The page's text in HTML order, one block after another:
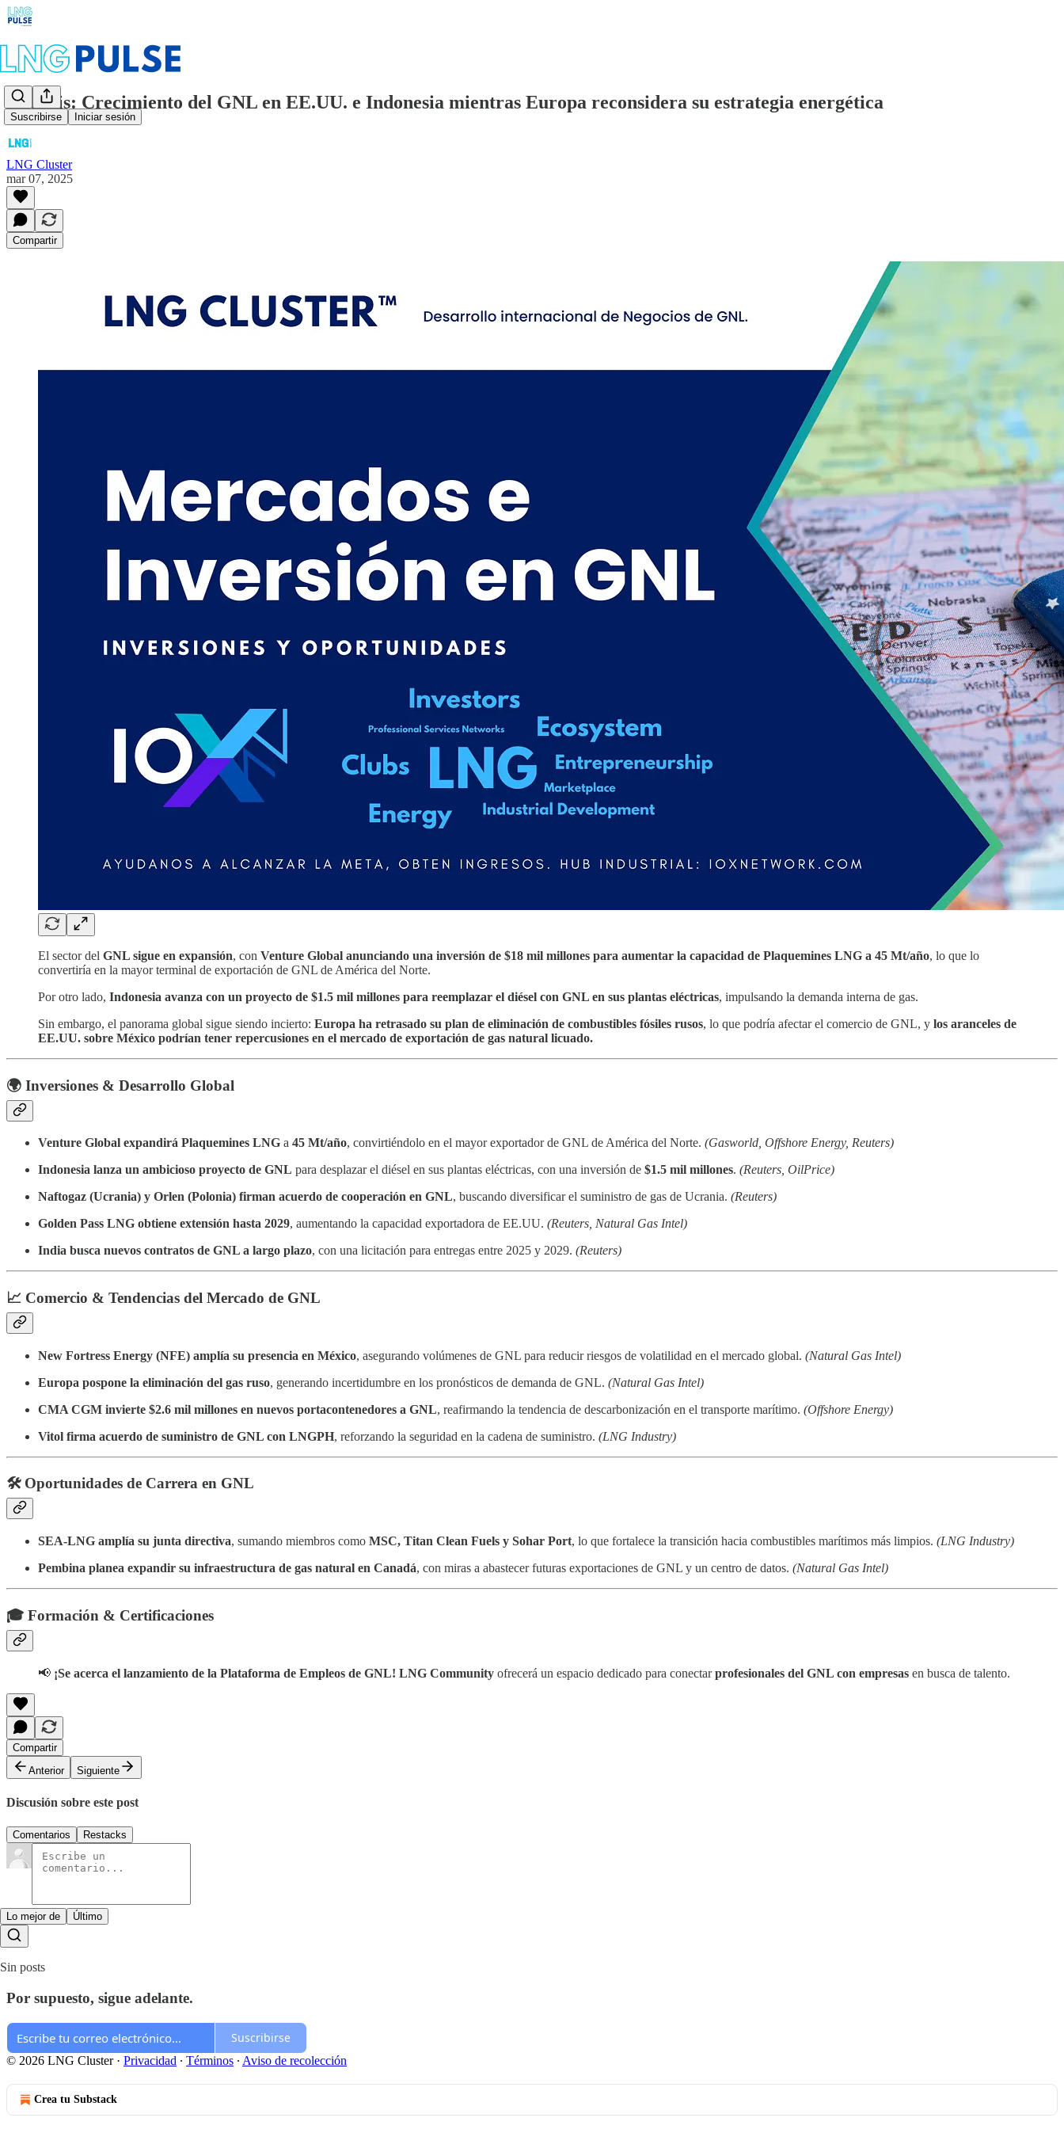
Suscribirse Iniciar sesión
Análisis: Crecimiento del GNL en EE.UU. e Indonesia mientras Europa reconsidera su estrategia energética
LNG Cluster
mar 07, 2025
Compartir
El sector del GNL sigue en expansión, con Venture Global anunciando una inversión de $18 mil millones para aumentar la capacidad de Plaquemines LNG a 45 Mt/año, lo que lo
convertiría en la mayor terminal de exportación de GNL de América del Norte.
Por otro lado, Indonesia avanza con un proyecto de $1.5 mil millones para reemplazar el diésel con GNL en sus plantas eléctricas, impulsando la demanda interna de gas.
Sin embargo, el panorama global sigue siendo incierto: Europa ha retrasado su plan de eliminación de combustibles fósiles rusos, lo que podría afectar el comercio de GNL, y los aranceles de
EE.UU. sobre México podrían tener repercusiones en el mercado de exportación de gas natural licuado.
🌍 Inversiones & Desarrollo Global
Venture Global expandirá Plaquemines LNG a 45 Mt/año, convirtiéndolo en el mayor exportador de GNL de América del Norte. (Gasworld, Offshore Energy, Reuters)
Indonesia lanza un ambicioso proyecto de GNL para desplazar el diésel en sus plantas eléctricas, con una inversión de $1.5 mil millones. (Reuters, OilPrice)
Naftogaz (Ucrania) y Orlen (Polonia) firman acuerdo de cooperación en GNL, buscando diversificar el suministro de gas de Ucrania. (Reuters)
Golden Pass LNG obtiene extensión hasta 2029, aumentando la capacidad exportadora de EE.UU. (Reuters, Natural Gas Intel)
India busca nuevos contratos de GNL a largo plazo, con una licitación para entregas entre 2025 y 2029. (Reuters)
📈 Comercio & Tendencias del Mercado de GNL
New Fortress Energy (NFE) amplía su presencia en México, asegurando volúmenes de GNL para reducir riesgos de volatilidad en el mercado global. (Natural Gas Intel)
Europa pospone la eliminación del gas ruso, generando incertidumbre en los pronósticos de demanda de GNL. (Natural Gas Intel)
CMA CGM invierte $2.6 mil millones en nuevos portacontenedores a GNL, reafirmando la tendencia de descarbonización en el transporte marítimo. (Offshore Energy)
Vitol firma acuerdo de suministro de GNL con LNGPH, reforzando la seguridad en la cadena de suministro. (LNG Industry)
🛠️ Oportunidades de Carrera en GNL
SEA-LNG amplía su junta directiva, sumando miembros como MSC, Titan Clean Fuels y Sohar Port, lo que fortalece la transición hacia combustibles marítimos más limpios. (LNG Industry)
Pembina planea expandir su infraestructura de gas natural en Canadá, con miras a abastecer futuras exportaciones de GNL y un centro de datos. (Natural Gas Intel)
🎓 Formación & Certificaciones
📢 ¡Se acerca el lanzamiento de la Plataforma de Empleos de GNL! LNG Community ofrecerá un espacio dedicado para conectarprofesionales del GNL con empresas en busca de talento.
Compartir
Anterior
Siguiente
Discusión sobre este post
Comentarios Restacks
Lo mejor de Último
Sin posts
Por supuesto, sigue adelante.
Suscribirse
© 2026 LNG Cluster· Privacidad ∙ Términos ∙ Aviso de recolección
Crea tu Substack